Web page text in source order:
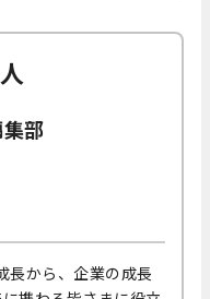
部
長から、企業の成長